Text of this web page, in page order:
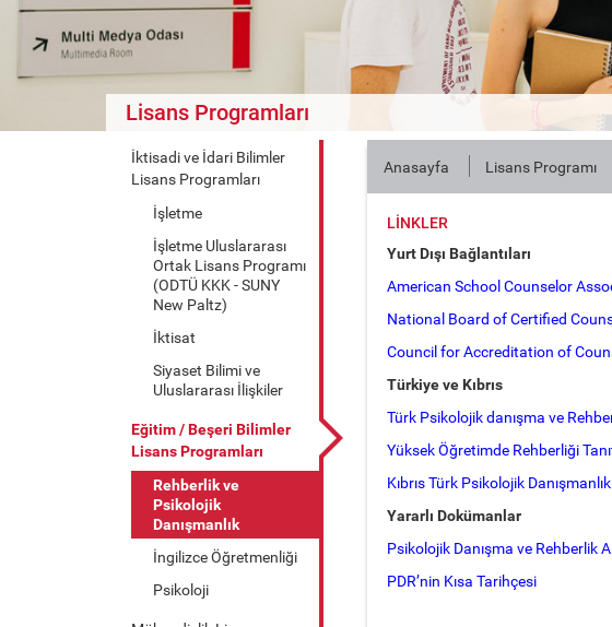
Lisans Programları
İktisadi ve İdari Bilimler
Lisans Programları
İşletme
İşletme Uluslararası
Ortak Lisans Programı
(ODTÜ KKK - SUNY
New Paltz)
İktisat
Siyaset Bilimi ve
Uluslararası İlişkiler
Eğitim / Beşeri Bilimler
Lisans Programları
Rehberlik ve
Psikolojik
Danışmanlık
İngilizce Öğretmenliği
Psikoloji
Anasayfa Lisans Programı
LINKLER
Yurt Dışı Bağlantıları
American School Counselor
National Board of Certified
Council for Accreditation of
Türkiye ve Kıbrıs
Türk Psikolojik danışma ve
Yüksek Öğretimde Rehberliği
Kıbrıs Türk Psikolojik
Yararlı Dokümanlar
Psikolojik Danışma ve Rehberlik
PDR’nin Kısa Tarihçesi